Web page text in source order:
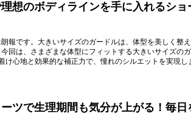
想のボディラインを手に入れるショ
報です。大きいサイズのガードルは、体型を美しく整
回は、さまざまな体型にフィットする大きいサイズの
け心地と効果的な補正力で、憧れのシルエットを実現し
ツで生理期間も気分が上がる！毎日